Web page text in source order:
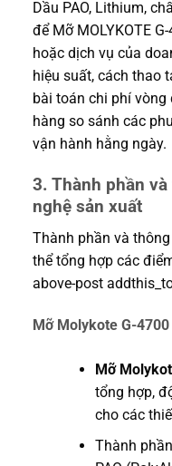
Dầu PAO, Lithium,
để Mỡ MOLYKOTE
hoặc dịch vụ của
hiệu suất, cách thao
bài toán chi phí
hàng so sánh các
vận hành hằng ngày.
3. Thành phần
nghệ sản xuất
Thành phần và
thể tổng hợp các
above-post
Mỡ Molykote G-
Mỡ
tổng hợp,
cho các
Thành